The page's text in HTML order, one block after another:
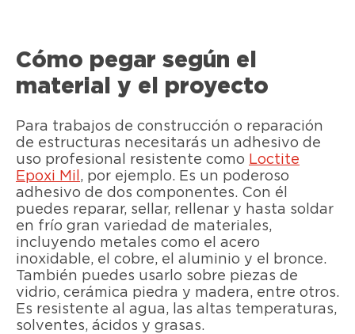
Cómo pegar según el
material y el proyecto
Para trabajos de construcción o reparación
de estructuras necesitarás un adhesivo de
uso profesional resistente como Loctite
Epoxi Mil , por ejemplo. Es un poderoso
adhesivo de dos componentes. Con él
puedes reparar, sellar, rellenar y hasta soldar
en frío gran variedad de materiales,
incluyendo metales como el acero
inoxidable, el cobre, el aluminio y el bronce.
También puedes usarlo sobre piezas de
vidrio, cerámica piedra y madera, entre otros.
Es resistente al agua, las altas temperaturas,
solventes, ácidos y grasas.